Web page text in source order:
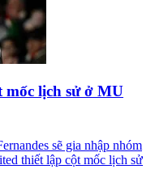
mốc lịch sử ở MU
sẽ gia nhập nhóm
thiết lập cột mốc lịch sử